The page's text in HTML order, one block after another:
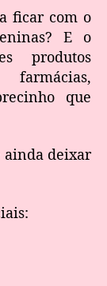
ficar com o
E o
produtos
que
ainda deixar